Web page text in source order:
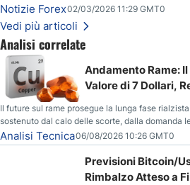
livelli da monitorare.
Notizie Forex02/03/2026 11:29 GMT0
Vedi più articoli
Analisi correlate
Andamento Rame:
Valore di 7 Dollari,
Il future sul rame prosegue la lunga fase
sostenuto dal calo delle scorte, dalla domanda
energetiche, e dai timori di deficit produttivo dal
Analisi Tecnica06/08/2026 10:26 GMT0
Previsioni Bitcoin/
Rimbalzo Atteso a